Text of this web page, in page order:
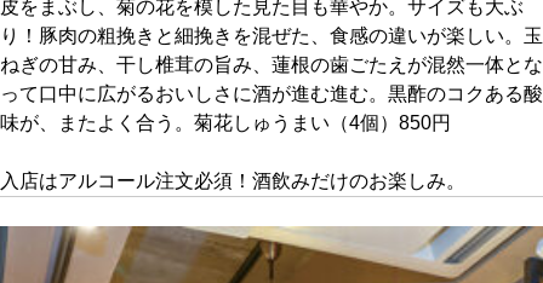
カレーが好き
京都おやつクラブ
私と店のはなし
今月の京みやげ
皮をまぶし、菊の花を模した見た目も華やか。サイズも大ぶ
り！豚肉の粗挽きと細挽きを混ぜた、食感の違いが楽しい。玉
ねぎの甘み、干し椎茸の旨み、蓮根の歯ごたえが混然一体とな
って口中に広がるおいしさに酒が進む進む。黒酢のコクある酸
味が、またよく合う。菊花しゅうまい（4個）850円
入店はアルコール注文必須！酒飲みだけのお楽しみ。